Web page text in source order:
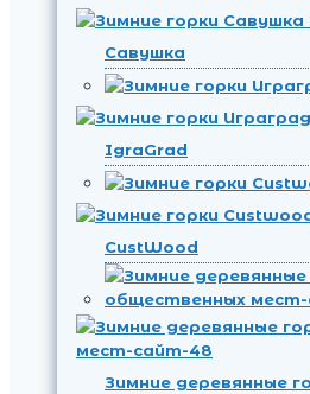
Савушка
IgraGrad
CustWood
Зимние деревянные